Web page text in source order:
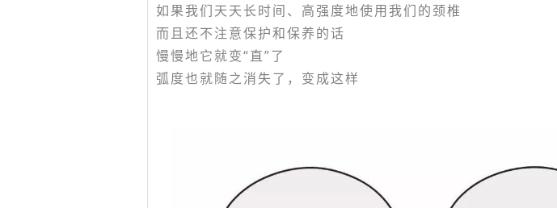
如果我们天天长时间、高强度地使用我们的颈椎
而且还不注意保护和保养的话
慢慢地它就变“直”了
弧度也就随之消失了，变成这样